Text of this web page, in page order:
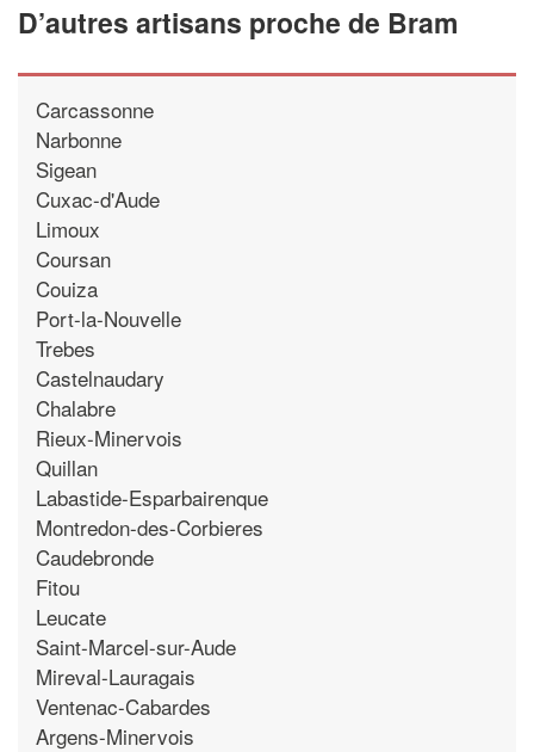
D’autres artisans proche de Bram
Carcassonne
Narbonne
Sigean
Cuxac-d'Aude
Limoux
Coursan
Couiza
Port-la-Nouvelle
Trebes
Castelnaudary
Chalabre
Rieux-Minervois
Quillan
Labastide-Esparbairenque
Montredon-des-Corbieres
Caudebronde
Fitou
Leucate
Saint-Marcel-sur-Aude
Mireval-Lauragais
Ventenac-Cabardes
Argens-Minervois